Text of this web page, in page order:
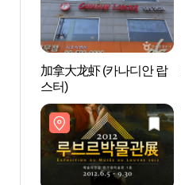
加拿大龙虾 (카나디안 랍
스터)